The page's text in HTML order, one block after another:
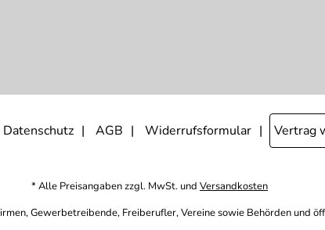
Datenschutz AGB Widerrufsformular Vertrag
* Alle Preisangaben zzgl. MwSt. und Versandkosten
Gewerbetreibende, Freiberufler, Vereine sowie Behörden und